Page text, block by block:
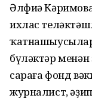
Әлфиә
ихлас
бүләктәр
сараға фонд
журналист,